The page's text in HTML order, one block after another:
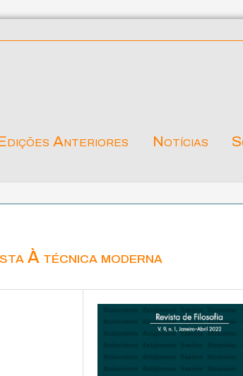
Anteriores Notícias
À técnica moderna